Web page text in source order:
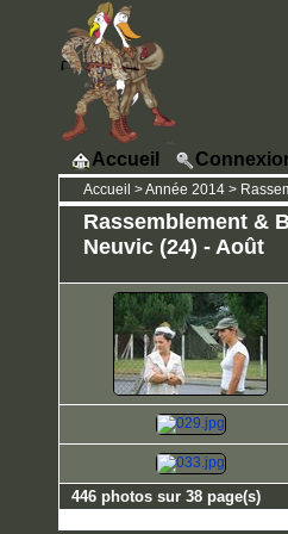
Accueil
Accueil >Année 2014 >
Rassemblement &
Neuvic (24) - Août
446 photos sur 38 page(s)